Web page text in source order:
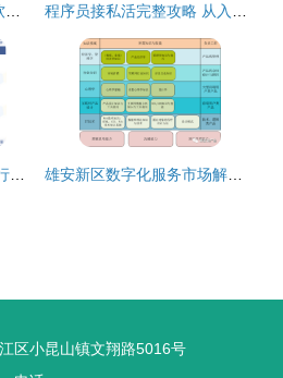
区小昆山镇文翔路5016号